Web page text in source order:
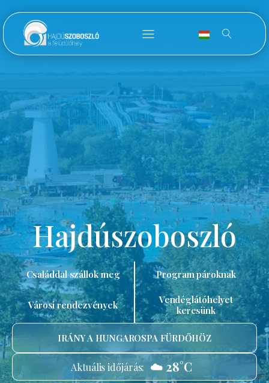
Hajdúszoboszló
Családdal szállok meg Program pároknak
Városi rendezvények
Vendéglátóhelyet
keresünk
IRÁNY A HUNGAROSPA FÜRDŐHÖZ
Aktuális időjárás: ☁️ 28°C